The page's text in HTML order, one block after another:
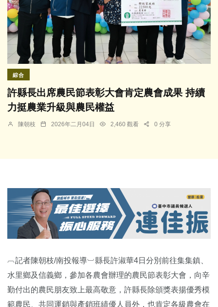
綜合
許縣長出席農民節表彰大會肯定農會成果 持續
力挺農業升級與農民權益
陳朝枝 2026年二月04日 2,460 觀看 0 分享
︹記者陳朝枝/南投報導︺縣長許淑華4日分別前往集集鎮、
水里鄉及信義鄉，參加各農會辦理的農民節表彰大會，向辛
勤付出的農民朋友致上最高敬意，許縣長除頒獎表揚優秀模
範農民、共同運銷與產銷班績優人員外，也肯定各級農會在